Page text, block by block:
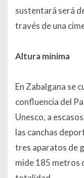
sustentará será
través de una
Altura mínima
En Zabalgana se
confluencia del
Unesco, a
las canchas
tres aparatos de
mide 185 metros